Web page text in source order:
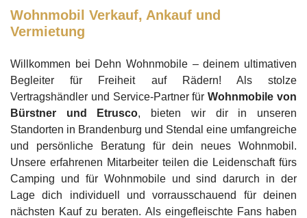
Wohnmobil Verkauf, Ankauf und
Vermietung
Willkommen bei Dehn Wohnmobile – deinem ultimativen
Begleiter für Freiheit auf Rädern! Als stolze
Vertragshändler und Service-Partner fürWohnmobile von
Bürstner und Etrusco, bieten wir dir in unseren
Standorten in Brandenburg und Stendal eine umfangreiche
und persönliche Beratung für dein neues Wohnmobil.
Unsere erfahrenen Mitarbeiter teilen die Leidenschaft fürs
Camping und für Wohnmobile und sind darurch in der
Lage dich individuell und vorrausschauend für deinen
nächsten Kauf zu beraten. Als eingefleischte Fans haben